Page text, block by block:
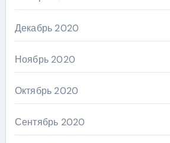
Декабрь 2020
Ноябрь 2020
Октябрь 2020
Сентябрь 2020